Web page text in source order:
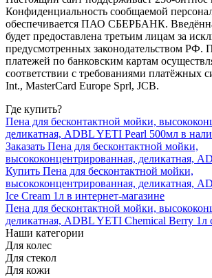
Конфиденциальность сообщаемой
обеспечивается ПАО СБЕРБАНК.
будет предоставлена третьим лицам за
предусмотренных законодательством РФ.
платежей по банковским картам
соответствии с требованиями платёжных
Int., MasterCard Europe Sprl, JCB.
Где купить?
Пена для бесконтактной мойки,
деликатная, ADBL YETI Pearl 500мл в
Заказать Пена для бесконтактной мойки,
высококонцентрированная, деликатная,
Купить Пена для бесконтактной мойки,
высококонцентрированная, деликатная,
Ice Cream 1л в интернет-магазине
Пена для бесконтактной мойки,
деликатная, ADBL YETI Chemical Berry 1л
Наши категории
Для колес
Для стекол
Для кожи